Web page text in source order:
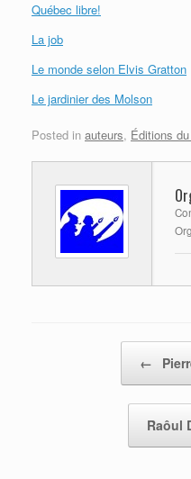
Québec libre!
La job
Le monde selon Elvis Gratton
Le jardinier des Molson
Posted in auteurs, Éditions
←
Raôul